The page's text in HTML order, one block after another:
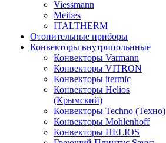
Viessmann
Meibes
ITALTHERM
Отопительные приборы
Конвекторы внутрипольнные
Конвекторы Varmann
Конвекторы VITRON
Конвекторы itermic
Конвекторы Helios
(Крымский)
Конвекторы Techno (Техно)
Конвекторы Mohlenhoff
Конвекторы HELIOS